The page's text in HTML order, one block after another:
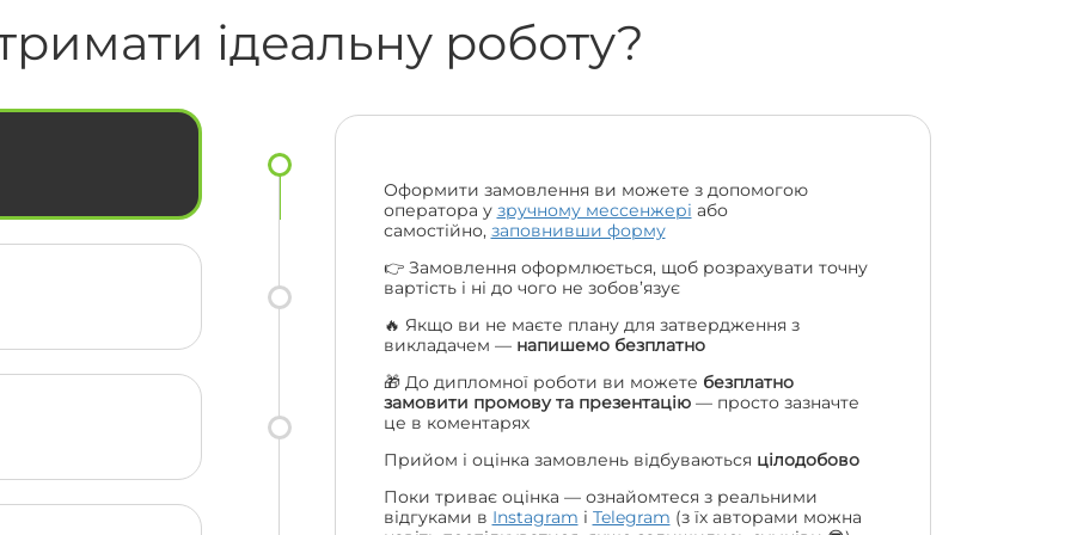
величезна подяка. Ціни порівняно з
іншими взагалі топ. Рекомендую вас
і сама буду звертатися ще. Велике
дякую усій вашій команді 😍🔥
ідеальну роботу?
Оформити замовлення ви можете з допомогою
оператора у зручному мессенжері або
самостійно, заповнивши форму
👉 Замовлення оформлюється, щоб розрахувати точну
вартість і ні до чого не зобов’язує
🔥 Якщо ви не маєте плану для затвердження з
викладачем — напишемо безплатно
🎁 До дипломної роботи ви можете безплатно
замовити промову та презентацію— просто зазначте
це в коментарях
Прийом і оцінка замовлень відбуваються цілодобово
Поки триває оцінка — ознайомтеся з реальними
відгуками в Instagram і Telegram (з їх авторами можна